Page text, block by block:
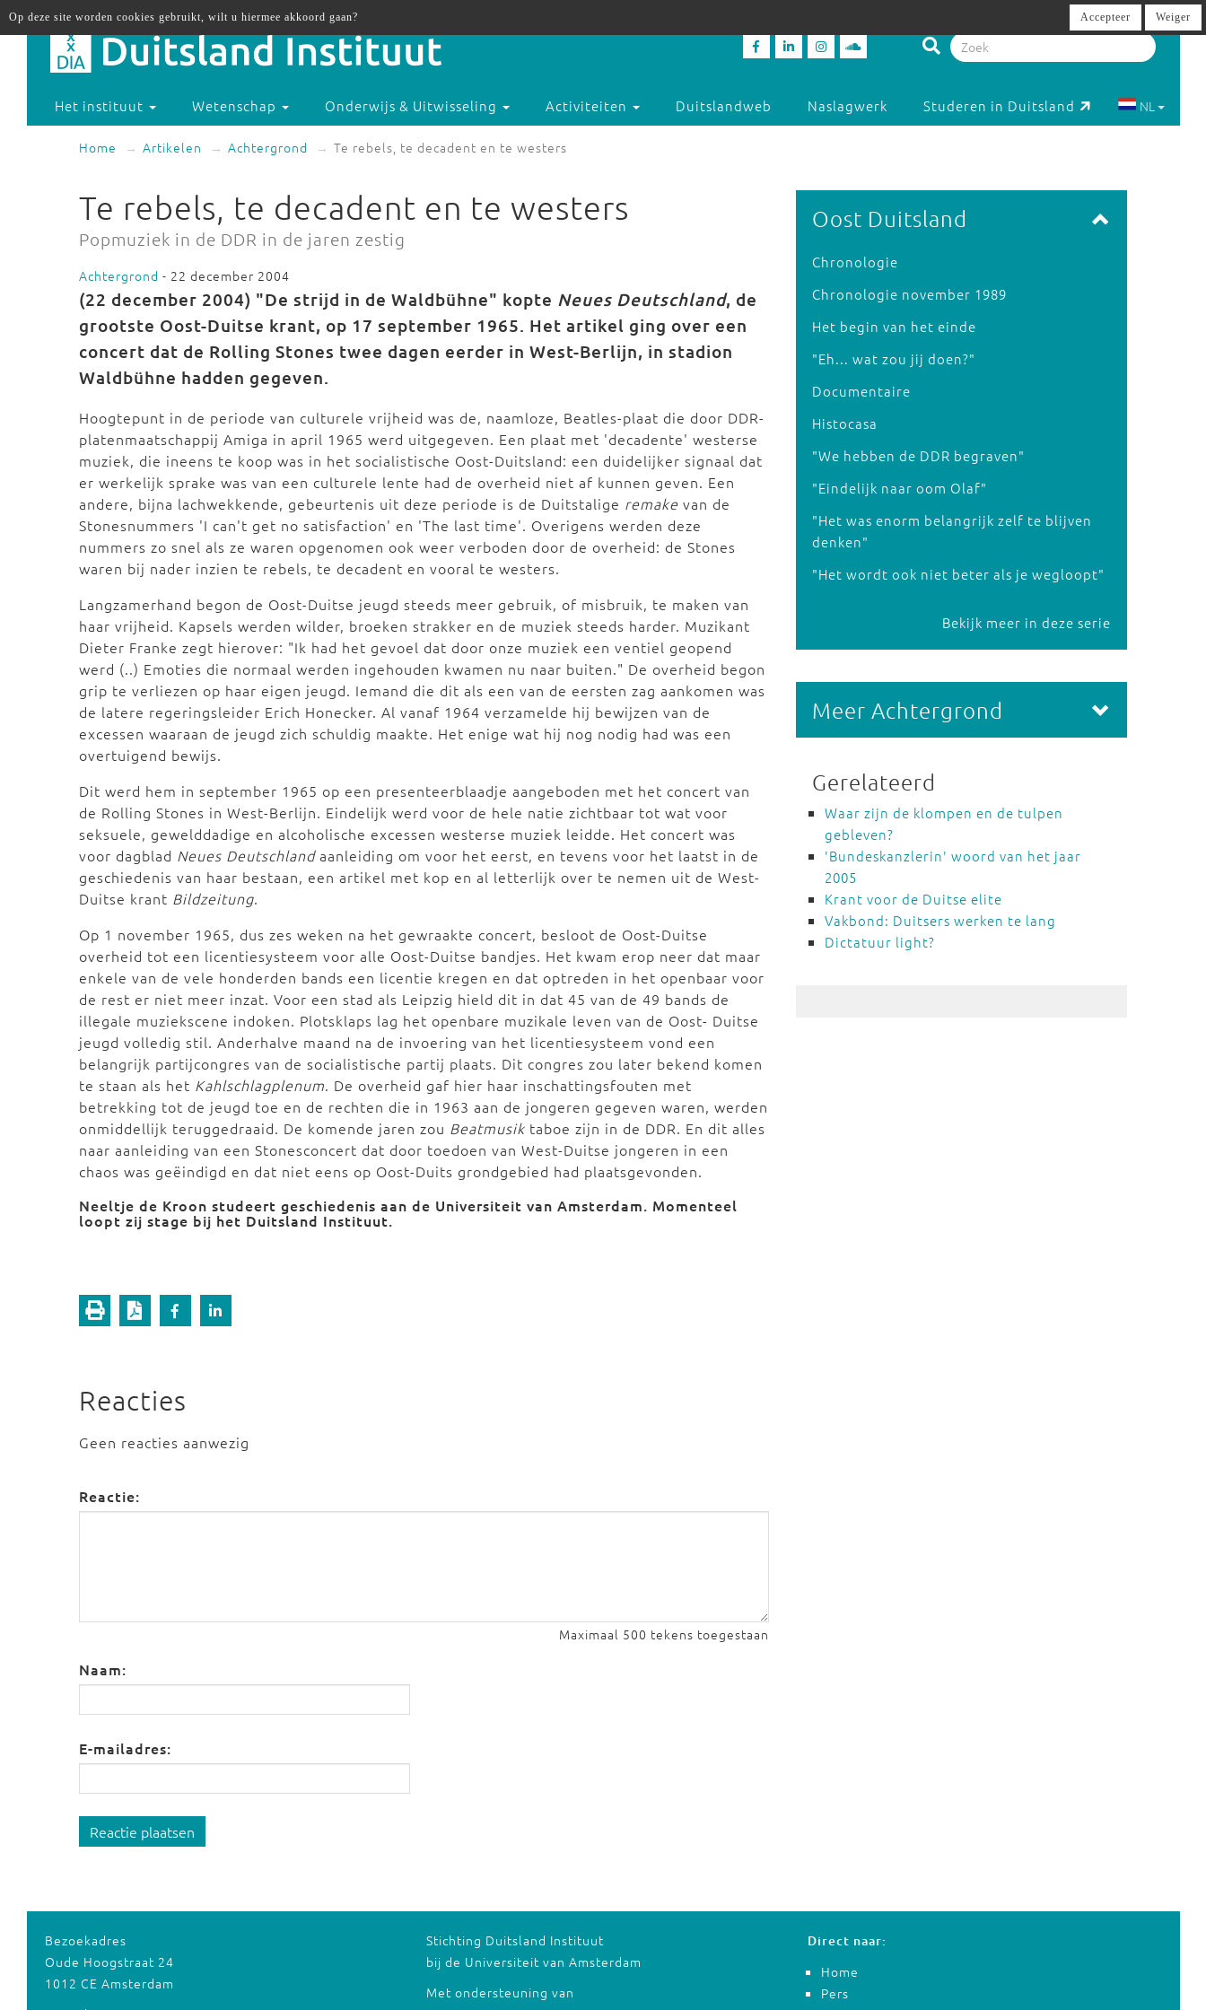
Het instituut Wetenschap Onderwijs & Uitwisseling Activiteiten Duitslandweb Naslagwerk Studeren in Duitsland NL
Home Artikelen Achtergrond Te rebels, te decadent en te westers
Te rebels, te decadent en te westers
Popmuziek in de DDR in de jaren zestig
Achtergrond - 22 december 2004
(22 december 2004) "De strijd in de Waldbühne" kopte Neues Deutschland, de
grootste Oost-Duitse krant, op 17 september 1965. Het artikel ging over een
concert dat de Rolling Stones twee dagen eerder in West-Berlijn, in stadion
Waldbühne hadden gegeven.
Hoogtepunt in de periode van culturele vrijheid was de, naamloze, Beatles-plaat die door DDR-
platenmaatschappij Amiga in april 1965 werd uitgegeven. Een plaat met 'decadente' westerse
muziek, die ineens te koop was in het socialistische Oost-Duitsland: een duidelijker signaal dat
er werkelijk sprake was van een culturele lente had de overheid niet af kunnen geven. Een
andere, bijna lachwekkende, gebeurtenis uit deze periode is de Duitstalige remake van de
Stonesnummers 'I can't get no satisfaction' en 'The last time'. Overigens werden deze
nummers zo snel als ze waren opgenomen ook weer verboden door de overheid: de Stones
waren bij nader inzien te rebels, te decadent en vooral te westers.
Langzamerhand begon de Oost-Duitse jeugd steeds meer gebruik, of misbruik, te maken van
haar vrijheid. Kapsels werden wilder, broeken strakker en de muziek steeds harder. Muzikant
Dieter Franke zegt hierover: "Ik had het gevoel dat door onze muziek een ventiel geopend
werd (..) Emoties die normaal werden ingehouden kwamen nu naar buiten." De overheid begon
grip te verliezen op haar eigen jeugd. Iemand die dit als een van de eersten zag aankomen was
de latere regeringsleider Erich Honecker. Al vanaf 1964 verzamelde hij bewijzen van de
excessen waaraan de jeugd zich schuldig maakte. Het enige wat hij nog nodig had was een
overtuigend bewijs.
Dit werd hem in september 1965 op een presenteerblaadje aangeboden met het concert van
de Rolling Stones in West-Berlijn. Eindelijk werd voor de hele natie zichtbaar tot wat voor
seksuele, gewelddadige en alcoholische excessen westerse muziek leidde. Het concert was
voor dagblad Neues Deutschlandaanleiding om voor het eerst, en tevens voor het laatst in de
geschiedenis van haar bestaan, een artikel met kop en al letterlijk over te nemen uit de West-
Duitse krant Bildzeitung.
Op 1 november 1965, dus zes weken na het gewraakte concert, besloot de Oost-Duitse
overheid tot een licentiesysteem voor alle Oost-Duitse bandjes. Het kwam erop neer dat maar
enkele van de vele honderden bands een licentie kregen en dat optreden in het openbaar voor
de rest er niet meer inzat. Voor een stad als Leipzig hield dit in dat 45 van de 49 bands de
illegale muziekscene indoken. Plotsklaps lag het openbare muzikale leven van de Oost- Duitse
jeugd volledig stil. Anderhalve maand na de invoering van het licentiesysteem vond een
belangrijk partijcongres van de socialistische partij plaats. Dit congres zou later bekend komen
te staan als het Kahlschlagplenum. De overheid gaf hier haar inschattingsfouten met
betrekking tot de jeugd toe en de rechten die in 1963 aan de jongeren gegeven waren, werden
onmiddellijk teruggedraaid. De komende jaren zou Beatmusik taboe zijn in de DDR. En dit alles
naar aanleiding van een Stonesconcert dat door toedoen van West-Duitse jongeren in een
chaos was geëindigd en dat niet eens op Oost-Duits grondgebied had plaatsgevonden.
Neeltje de Kroon studeert geschiedenis aan de Universiteit van Amsterdam. Momenteel
loopt zij stage bij het Duitsland Instituut.
Reacties
Geen reacties aanwezig
Reactie:
Maximaal 500 tekens toegestaan
Naam:
E-mailadres:
Reactie plaatsen
Oost Duitsland
Chronologie
Chronologie november 1989
Het begin van het einde
"Eh... wat zou jij doen?"
Documentaire
Histocasa
"We hebben de DDR begraven"
"Eindelijk naar oom Olaf"
"Het was enorm belangrijk zelf te blijven
denken"
"Het wordt ook niet beter als je wegloopt"
Bekijk meer in deze serie
Meer Achtergrond
Gerelateerd
Waar zijn de klompen en de tulpen
gebleven?
'Bundeskanzlerin' woord van het jaar
2005
Krant voor de Duitse elite
Vakbond: Duitsers werken te lang
Dictatuur light?
Bezoekadres
Oude Hoogstraat 24
1012 CE Amsterdam
Stichting Duitsland Instituut
bij de Universiteit van Amsterdam
Met ondersteuning van
Direct naar:
Home
Pers
Op deze site worden cookies gebruikt, wilt u hiermee akkoord gaan? Accepteer Weiger